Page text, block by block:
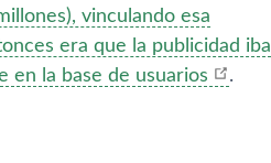
vinculando esa
era que la publicidad iba
en la base de usuarios
.